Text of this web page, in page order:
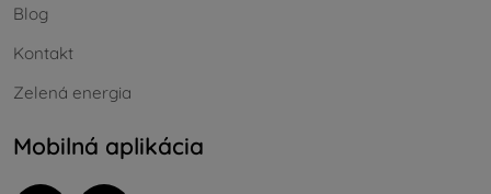
Blog
Kontakt
Zelená energia
Mobilná aplikácia